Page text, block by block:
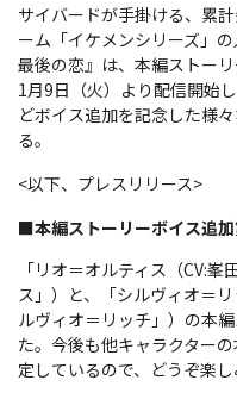
サイバードが手掛ける、累
ーム「イケメンシリーズ」
最後の恋』は、本編ストー
1月9日（火）より配信開始
どボイス追加を記念した様
る。
<以下、プレスリリース>
■本編ストーリーボイス追加
「リオ＝オルティス（CV:
ス」）と、「シルヴィオ＝
ルヴィオ＝リッチ」）の本
た。今後も他キャラクター
定しているので、どうぞ楽し